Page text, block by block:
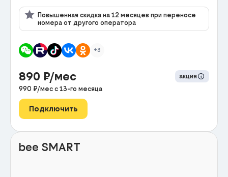
Повышенная скидка на 12 месяцев при переносе
номера от другого оператора
+3
890 ₽/мес
акция
990 ₽/мес с 13-го месяца
Подключить
bee SMART